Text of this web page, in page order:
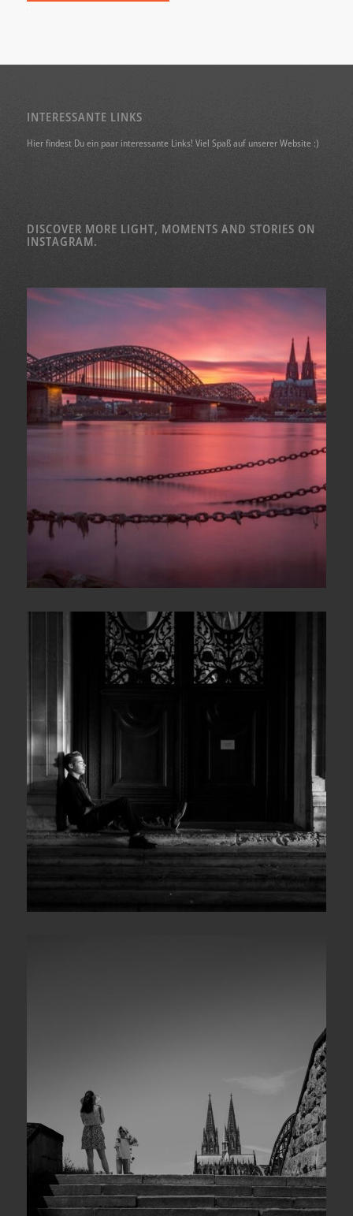
INTERESSANTE LINKS
Hier findest Du ein paar interessante Links! Viel Spaß auf unserer Website :)
DISCOVER MORE LIGHT, MOMENTS AND STORIES ON
INSTAGRAM.